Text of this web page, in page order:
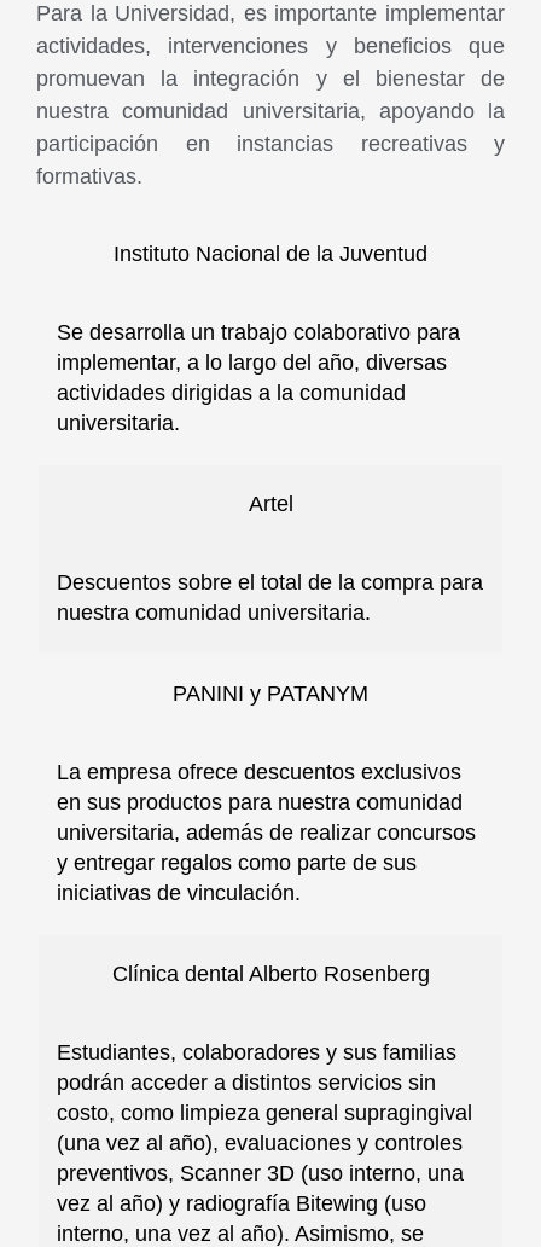
Para la Universidad, es importante implementar
actividades, intervenciones y beneficios que
promuevan la integración y el bienestar de
nuestra comunidad universitaria, apoyando la
participación en instancias recreativas y
formativas.
Instituto Nacional de la Juventud
Se desarrolla un trabajo colaborativo para
implementar, a lo largo del año, diversas
actividades dirigidas a la comunidad
universitaria.
Artel
Descuentos sobre el total de la compra para
nuestra comunidad universitaria.
PANINI y PATANYM
La empresa ofrece descuentos exclusivos
en sus productos para nuestra comunidad
universitaria, además de realizar concursos
y entregar regalos como parte de sus
iniciativas de vinculación.
Clínica dental Alberto Rosenberg
Estudiantes, colaboradores y sus familias
podrán acceder a distintos servicios sin
costo, como limpieza general supragingival
(una vez al año), evaluaciones y controles
preventivos, Scanner 3D (uso interno, una
vez al año) y radiografía Bitewing (uso
interno, una vez al año). Asimismo, se